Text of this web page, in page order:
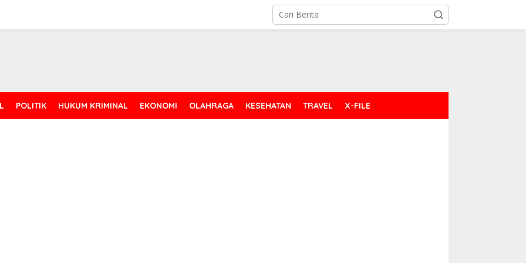
POLITIK HUKUM KRIMINAL EKONOMI OLAHRAGA KESEHATAN TRAVEL X-FILE